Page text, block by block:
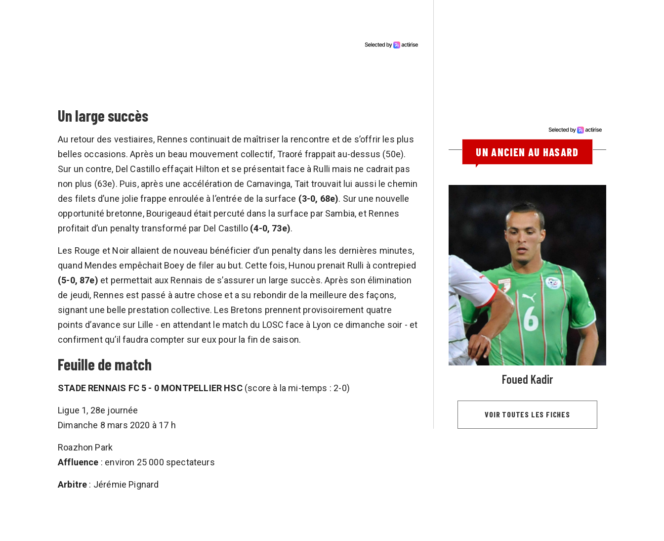
Un large succès
Au retour des vestiaires, Rennes continuait de maîtriser la rencontre et de s’offrir les plus
belles occasions. Après un beau mouvement collectif, Traoré frappait au-dessus (50e).
Sur un contre, Del Castillo effaçait Hilton et se présentait face à Rulli mais ne cadrait pas
non plus (63e). Puis, après une accélération de Camavinga, Tait trouvait lui aussi le chemin
des filets d’une jolie frappe enroulée à l’entrée de la surface (3-0, 68e). Sur une nouvelle
opportunité bretonne, Bourigeaud était percuté dans la surface par Sambia, et Rennes
profitait d’un penalty transformé par Del Castillo (4-0, 73e).
Les Rouge et Noir allaient de nouveau bénéficier d’un penalty dans les dernières minutes,
quand Mendes empêchait Boey de filer au but. Cette fois, Hunou prenait Rulli à contrepied
(5-0, 87e) et permettait aux Rennais de s’assurer un large succès. Après son élimination
de jeudi, Rennes est passé à autre chose et a su rebondir de la meilleure des façons,
signant une belle prestation collective. Les Bretons prennent provisoirement quatre
points d’avance sur Lille - en attendant le match du LOSC face à Lyon ce dimanche soir - et
confirment qu’il faudra compter sur eux pour la fin de saison.
Feuille de match
STADE RENNAIS FC 5 - 0 MONTPELLIER HSC(score à la mi-temps : 2-0)
Ligue 1, 28e journée
Dimanche 8 mars 2020 à 17 h
Roazhon Park
Affluence : environ 25 000 spectateurs
Arbitre : Jérémie Pignard
UN ANCIEN AU HASARD
Foued Kadir
VOIR TOUTES LES FICHES